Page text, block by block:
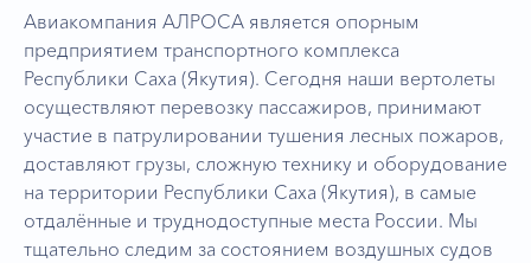
Авиакомпания АЛРОСА является опорным
предприятием транспортного комплекса
Республики Саха (Якутия). Сегодня наши вертолеты
осуществляют перевозку пассажиров, принимают
участие в патрулировании тушения лесных пожаров,
доставляют грузы, сложную технику и оборудование
на территории Республики Саха (Якутия), в самые
отдалённые и труднодоступные места России. Мы
тщательно следим за состоянием воздушных судов